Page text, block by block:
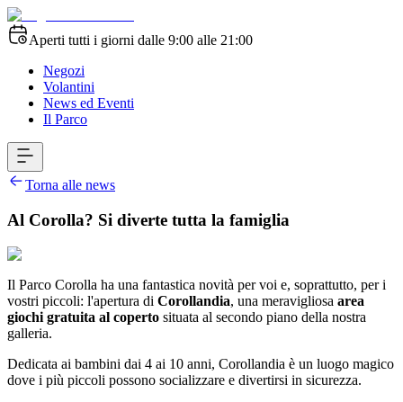
Aperti tutti i giorni dalle 9:00 alle 21:00
Negozi
Volantini
News ed Eventi
Il Parco
Torna alle news
Al Corolla? Si diverte tutta la famiglia
Il Parco Corolla ha una fantastica novità per voi e, soprattutto, per i
vostri piccoli: l'apertura di Corollandia, una meravigliosa area
giochi gratuita al coperto situata al secondo piano della nostra
galleria.
Dedicata ai bambini dai 4 ai 10 anni, Corollandia è un luogo magico
dove i più piccoli possono socializzare e divertirsi in sicurezza.